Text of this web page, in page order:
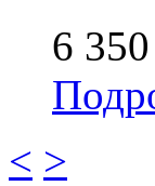
6
< >